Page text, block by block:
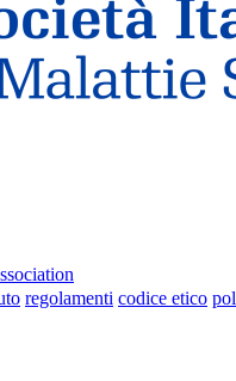
regolamenti codice etico